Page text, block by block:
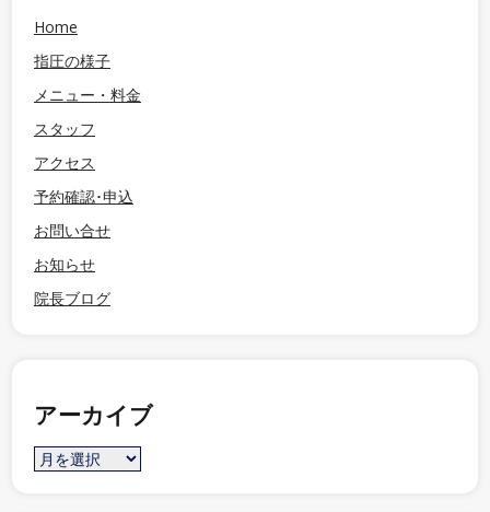
Home
指圧の様子
メニュー・料金
スタッフ
アクセス
予約確認･申込
お問い合せ
お知らせ
院長ブログ
アーカイブ